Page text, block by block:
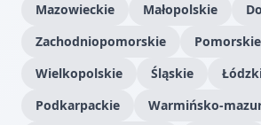
Mazowieckie Małopolskie
Zachodniopomorskie
Pomorskie
Wielkopolskie
Śląskie
Podkarpackie
Warmińsko-